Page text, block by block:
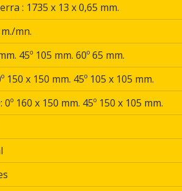
: 1735 x 13 x 0,65 mm.
mn.
45º 105 mm. 60º 65 mm.
150 x 150 mm. 45º 105 x 105 mm.
0º 160 x 150 mm. 45º 150 x 105 mm.